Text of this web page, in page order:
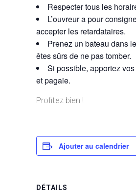
Respecter tous les
L’ouvreur a pour
accepter les retardataires.
Prenez un bateau dans
êtes sûrs de ne pas tomber.
Si possible, apportez
et pagaie.
Profitez bien !
Ajouter au calendrier
DÉTAILS